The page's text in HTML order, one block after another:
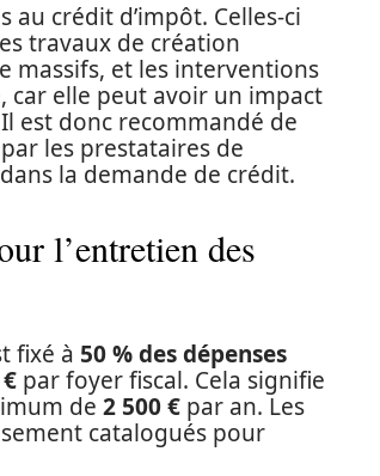
crédit d’impôt. Celles-ci
travaux de création
massifs, et les interventions
car elle peut avoir un impact
est donc recommandé de
les prestataires de
la demande de crédit.
l’entretien des
fixé à 50 % des dépenses
par foyer fiscal. Cela signifie
de 2 500 € par an. Les
catalogués pour